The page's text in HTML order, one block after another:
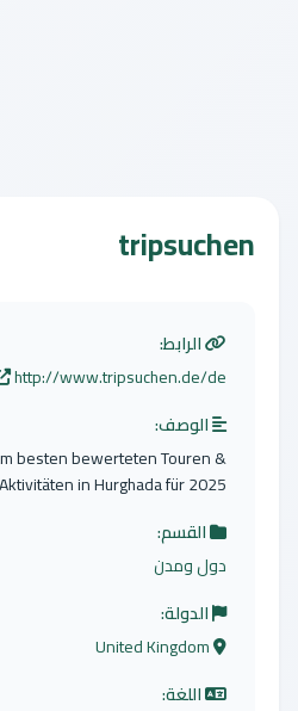
tripsuchen
الرابط:
http://www.tripsuchen.de/de
الوصف:
besten bewerteten Touren &
in Hurghada für 2025
القسم:
دول ومدن
الدولة:
اللغة: